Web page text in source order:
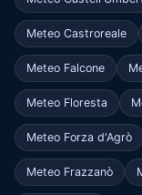
Meteo Castroreale
Meteo Falcone
Meteo Floresta
Meteo Forza d'Agrò
Meteo Frazzanò